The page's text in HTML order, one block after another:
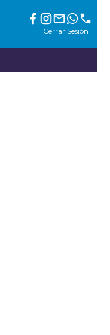
Cerrar Sesión